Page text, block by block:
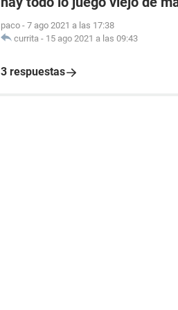
paco - 7 ago 2021 a las 17:38
currita - 15 ago 2021 a las 09:43
3 respuestas